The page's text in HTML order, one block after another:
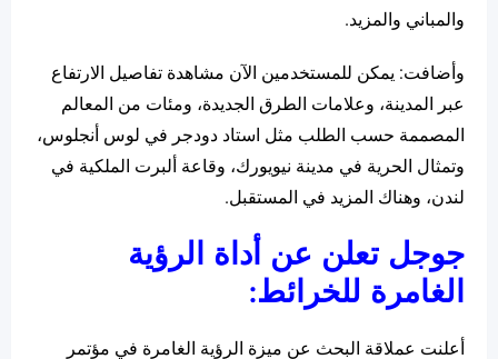
والمباني والمزيد.
وأضافت: يمكن للمستخدمين الآن مشاهدة تفاصيل الارتفاع
عبر المدينة، وعلامات الطرق الجديدة، ومئات من المعالم
المصممة حسب الطلب مثل استاد دودجر في لوس أنجلوس،
وتمثال الحرية في مدينة نيويورك، وقاعة ألبرت الملكية في
لندن، وهناك المزيد في المستقبل.
جوجل تعلن عن أداة الرؤية
الغامرة للخرائط:
أعلنت عملاقة البحث عن ميزة الرؤية الغامرة في مؤتمر